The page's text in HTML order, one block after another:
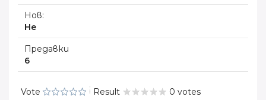
Нов:
Не
Предавки
6
Vote Result 0 votes